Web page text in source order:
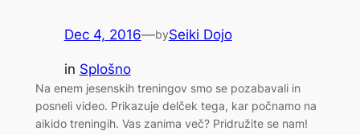
Dec 4, 2016—bySeiki Dojo
in Splošno
Na enem jesenskih treningov smo se pozabavali in
posneli video. Prikazuje delček tega, kar počnamo na
aikido treningih. Vas zanima več? Pridružite se nam!